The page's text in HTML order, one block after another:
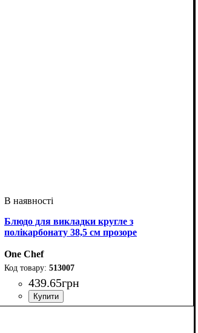
Блюдо для викладки кругле з
полікарбонату 38,5 см прозоре
One Chef
513007
439.65грн